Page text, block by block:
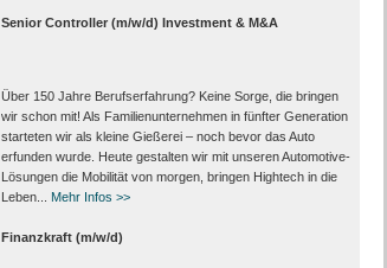
Senior Controller (m/w/d) Investment & M&A
Über 150 Jahre Berufserfahrung? Keine Sorge, die bringen
wir schon mit! Als Familienunternehmen in fünfter Generation
starteten wir als kleine Gießerei – noch bevor das Auto
erfunden wurde. Heute gestalten wir mit unseren Automotive-
Lösungen die Mobilität von morgen, bringen Hightech in die
Leben...
Mehr Infos >>
Finanzkraft (m/w/d)